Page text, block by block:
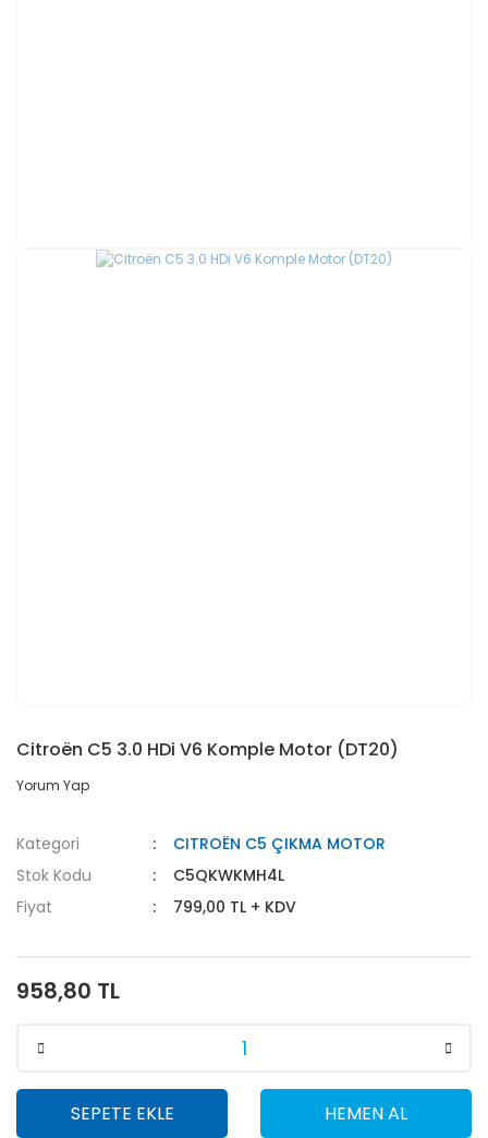
Citroën C5 3.0 HDi V6 Komple Motor (DT20)
Yorum Yap
Kategori
CITROËN C5 ÇIKMA MOTOR
Stok Kodu
C5QKWKMH4L
Fiyat
799,00 TL + KDV
958,80 TL
SEPETE EKLE HEMEN AL